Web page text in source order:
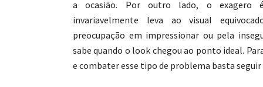
a ocasião. Por outro lado, o exagero
invariavelmente leva ao visual
preocupação em impressionar ou pela
sabe quando o look chegou ao ponto ideal.
e combater esse tipo de problema basta